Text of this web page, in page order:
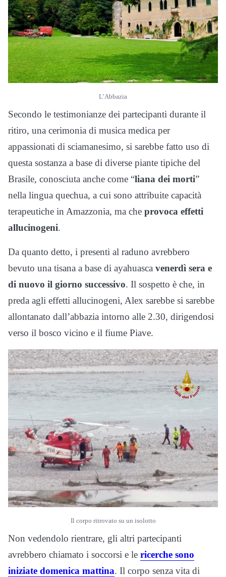
L’Abbazia
Secondo le testimonianze dei partecipanti durante il
ritiro, una cerimonia di musica medica per
appassionati di sciamanesimo, si sarebbe fatto uso di
questa sostanza a base di diverse piante tipiche del
Brasile, conosciuta anche come “liana dei morti”
nella lingua quechua, a cui sono attribuite capacità
terapeutiche in Amazzonia, ma che provoca effetti
allucinogeni.
Da quanto detto, i presenti al raduno avrebbero
bevuto una tisana a base di ayahuasca venerdì sera e
di nuovo il giorno successivo. Il sospetto è che, in
preda agli effetti allucinogeni, Alex sarebbe si sarebbe
allontanato dall’abbazia intorno alle 2.30, dirigendosi
verso il bosco vicino e il fiume Piave.
Il corpo ritrovato su un isolotto
Non vedendolo rientrare, gli altri partecipanti
avrebbero chiamato i soccorsi e le ricerche sono
iniziate domenica mattina. Il corpo senza vita di